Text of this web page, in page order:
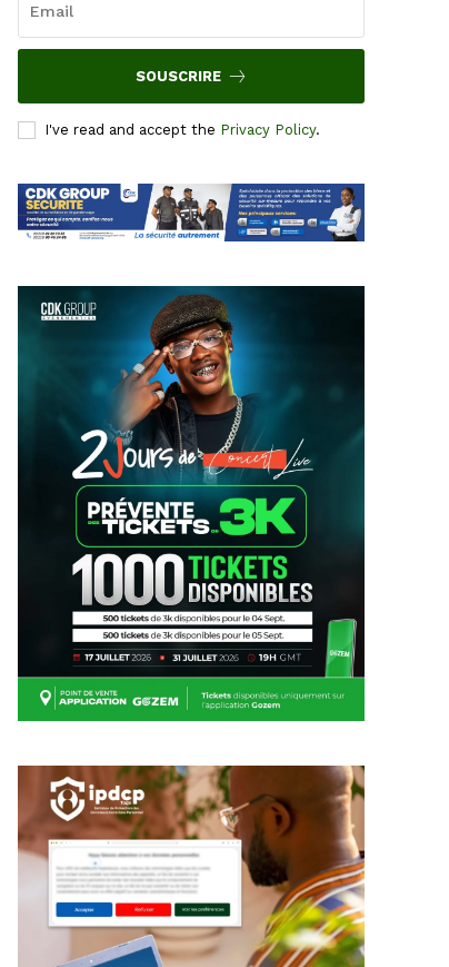
SOUSCRIRE
I've read and accept the Privacy Policy.